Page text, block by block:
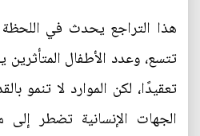
هذا التراجع يحدث في اللحظة
تتسع، وعدد الأطفال المتأثرين
تعقيدًا، لكن الموارد لا تنمو
الجهات الإنسانية تضطر إلى